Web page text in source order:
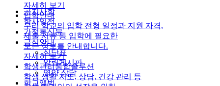
공지사항
학사일정
가정통신문
급식안내
식단표
알림게시판
영양 상담
학교앨범
자세히 보기
입학안내
우리 학교의 입학 전형 일정과 지원 자격,
제출 서류 등 입학에 필요한
모든 정보를 안내합니다.
자세히 보기
학생관리통합솔루션
학생 생활 지도, 상담, 건강 관리 등